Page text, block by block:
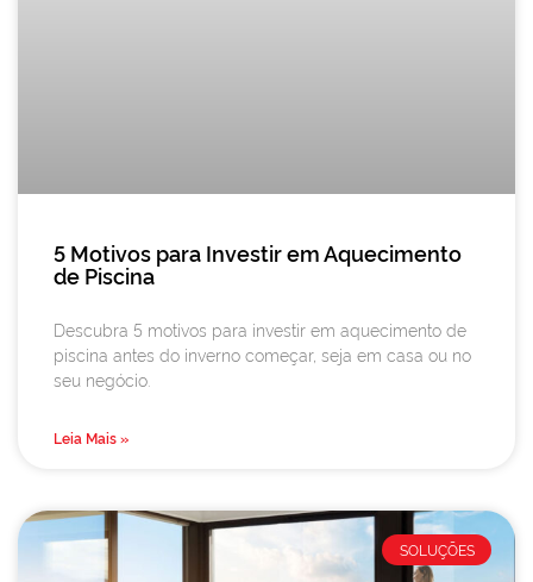
5 Motivos para Investir em Aquecimento
de Piscina
Descubra 5 motivos para investir em aquecimento de
piscina antes do inverno começar, seja em casa ou no
seu negócio.
Leia Mais »
SOLUÇÕES